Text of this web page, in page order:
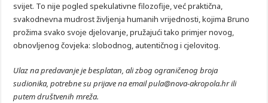
svijet. To nije pogled spekulativne filozofije, već praktična,
svakodnevna mudrost življenja humanih vrijednosti, kojima Bruno
prožima svako svoje djelovanje, pružajući tako primjer novog,
obnovljenog čovjeka: slobodnog, autentičnog i cjelovitog.
Ulaz na predavanje je besplatan, ali zbog ograničenog broja
sudionika, potrebne su prijave na email pula@nova-akropola.hr ili
putem društvenih mreža.